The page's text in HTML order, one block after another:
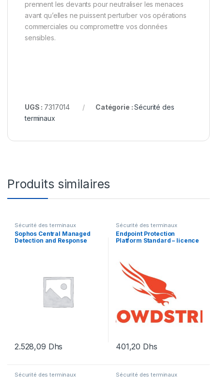
prennent les devants pour neutraliser les menaces
avant qu’elles ne puissent perturber vos opérations
commerciales ou compromettre vos données
sensibles.
UGS : 7317014 Catégorie :Sécurité des
terminaux
Produits similaires
Sécurité des terminaux
Sophos Central Managed
Detection and Response
2.528,09 Dhs
Sécurité des terminaux
Endpoint Protection
Platform Standard – licence
401,20 Dhs
Sécurité des terminaux Sécurité des terminaux